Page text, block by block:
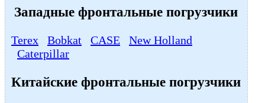
Западные фронтальные погрузчики
Terex Bobkat CASE
New Holland
Caterpillar
Китайские фронтальные погрузчики